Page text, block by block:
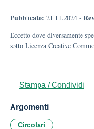
Pubblicato: 21.11.2024 -
Eccetto dove diversamente
sotto Licenza Creative
Stampa / Condividi
Argomenti
Circolari